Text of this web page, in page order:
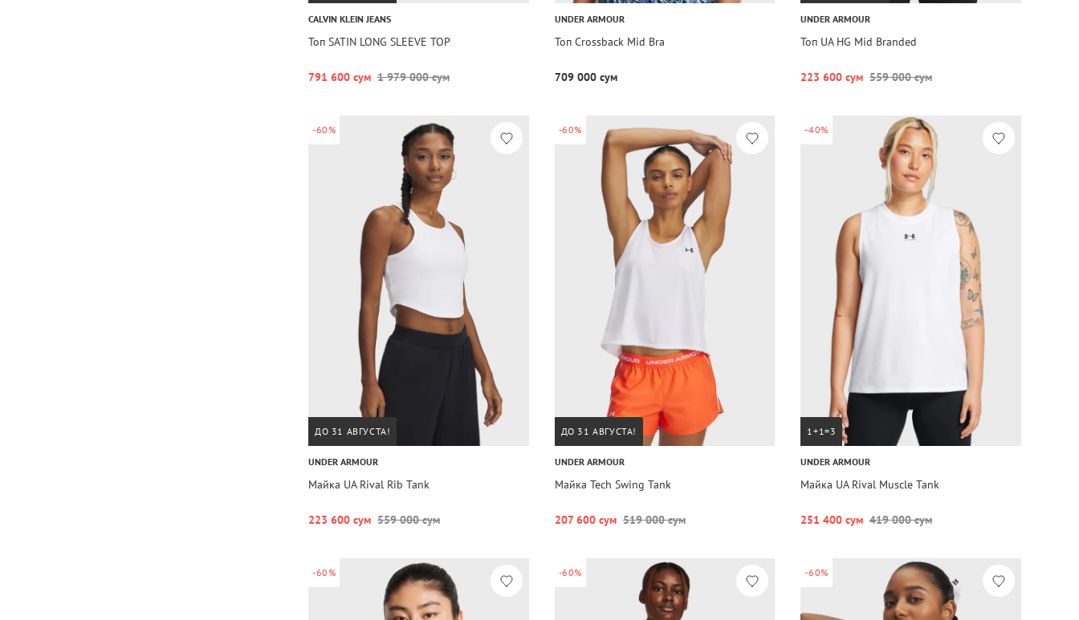
CALVIN KLEIN JEANS
Топ SATIN LONG SLEEVE TOP
791 600 сум 1 979 000 сум
UNDER ARMOUR
Топ Crossback Mid Bra
709 000 сум
UNDER ARMOUR
Топ UA HG Mid Branded
223 600 сум 559 000 сум
-60%
ДО 31 АВГУСТА!
UNDER ARMOUR
Майка UA Rival Rib Tank
223 600 сум 559 000 сум
-60%
ДО 31 АВГУСТА!
UNDER ARMOUR
Майка Tech Swing Tank
207 600 сум 519 000 сум
-40%
1+1=3
UNDER ARMOUR
Майка UA Rival Muscle Tank
251 400 сум 419 000 сум
-60% -60% -60%